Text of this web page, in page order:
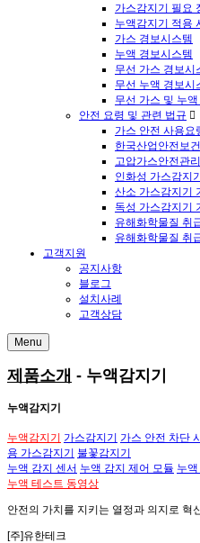
가스감지기 필요
누액감지기 적용
가스 경보시스템
누액 경보시스템
무선 가스 경보시
무선 누액 경보시
무선 가스 및 누
안전 요령 및 관련 법규
가스 안전 사용요
한국산업안전보
고압가스안전관
인화성 가스감지
산소 가스감지기
독성 가스감지기
유해화학물질 취
유해화학물질 취
고객지원
공지사항
블로그
설치사례
고객상담
Menu
제품소개 - 누액감지기
누액감지기
누액감지기 가스감지기 가스 안전 차단
용 가스감지기 불꽃감지기
누액 감지 센서 누액 감지 제어 모듈 누
누액 테스트 동영상
안전의 가치를 지키는 열정과 의지로 혁
[주]유한테크